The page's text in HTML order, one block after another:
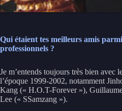
Qui étaient tes meilleurs amis
professionnels ?
Je m’entends toujours très bien avec
l’époque 1999-2002, notamment
Kang (« H.O.T-Forever »),
Lee (« SSamzang »).